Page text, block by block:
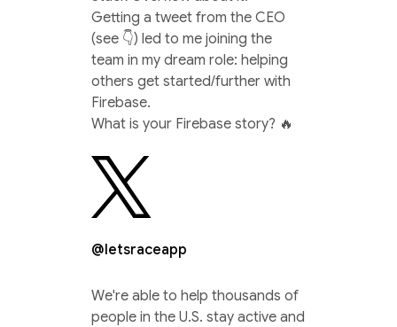
Getting a tweet from the CEO
(see 👇) led to me joining the
team in my dream role: helping
others get started/further with
Firebase.
What is your Firebase story? 🔥
@letsraceapp
We're able to help thousands of
people in the U.S. stay active and